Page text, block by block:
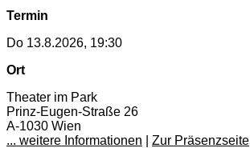
Termin
Do 13.8.2026, 19:30
Ort
Theater im Park
Prinz-Eugen-Straße 26
A-1030 Wien
... weitere Informationen
Zur Präsenzseite